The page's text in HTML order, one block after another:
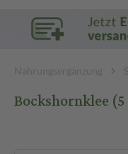
Nahrungsergänzung
Bockshornklee